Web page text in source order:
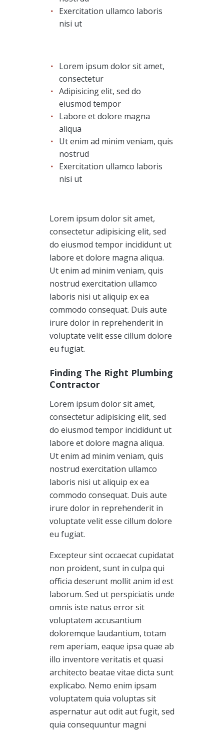
Exercitation ullamco laboris
nisi ut
Lorem ipsum dolor sit amet,
consectetur
Adipisicing elit, sed do
eiusmod tempor
Labore et dolore magna
aliqua
Ut enim ad minim veniam, quis
nostrud
Exercitation ullamco laboris
nisi ut
Lorem ipsum dolor sit amet,
consectetur adipisicing elit, sed
do eiusmod tempor incididunt ut
labore et dolore magna aliqua.
Ut enim ad minim veniam, quis
nostrud exercitation ullamco
laboris nisi ut aliquip ex ea
commodo consequat. Duis aute
irure dolor in reprehenderit in
voluptate velit esse cillum dolore
eu fugiat.
Finding The Right Plumbing
Contractor
Lorem ipsum dolor sit amet,
consectetur adipisicing elit, sed
do eiusmod tempor incididunt ut
labore et dolore magna aliqua.
Ut enim ad minim veniam, quis
nostrud exercitation ullamco
laboris nisi ut aliquip ex ea
commodo consequat. Duis aute
irure dolor in reprehenderit in
voluptate velit esse cillum dolore
eu fugiat.
Excepteur sint occaecat cupidatat
non proident, sunt in culpa qui
officia deserunt mollit anim id est
laborum. Sed ut perspiciatis unde
omnis iste natus error sit
voluptatem accusantium
doloremque laudantium, totam
rem aperiam, eaque ipsa quae ab
illo inventore veritatis et quasi
architecto beatae vitae dicta sunt
explicabo. Nemo enim ipsam
voluptatem quia voluptas sit
aspernatur aut odit aut fugit, sed
quia consequuntur magni